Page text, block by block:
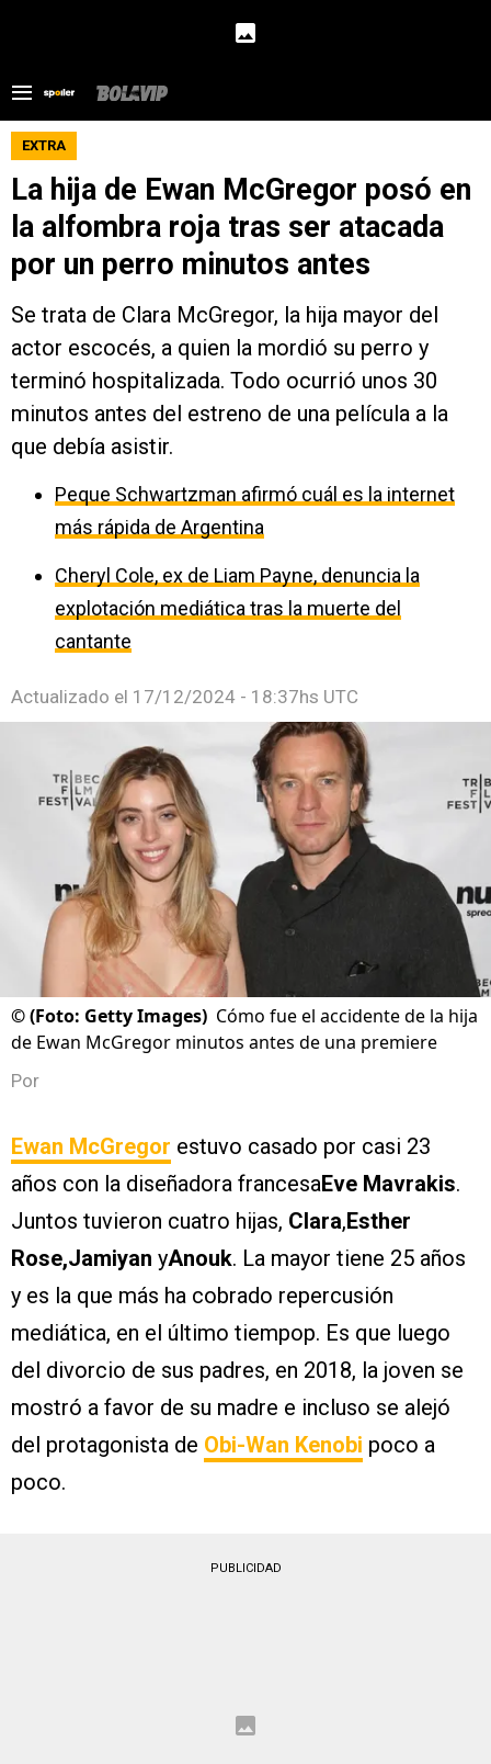
EXTRA
La hija de Ewan McGregor posó en
la alfombra roja tras ser atacada
por un perro minutos antes
Se trata de Clara McGregor, la hija mayor del
actor escocés, a quien la mordió su perro y
terminó hospitalizada. Todo ocurrió unos 30
minutos antes del estreno de una película a la
que debía asistir.
Peque Schwartzman afirmó cuál es la internet
más rápida de Argentina
Cheryl Cole, ex de Liam Payne, denuncia la
explotación mediática tras la muerte del
cantante
Actualizado el 17/12/2024 - 18:37hs UTC
©(Foto: Getty Images) Cómo fue el accidente de la hija
de Ewan McGregor minutos antes de una premiere
Por
Ewan McGregor estuvo casado por casi 23
años con la diseñadora francesaEve Mavrakis.
Juntos tuvieron cuatro hijas, Clara,Esther
Rose,Jamiyan yAnouk. La mayor tiene 25 años
y es la que más ha cobrado repercusión
mediática, en el último tiempop. Es que luego
del divorcio de sus padres, en 2018, la joven se
mostró a favor de su madre e incluso se alejó
del protagonista de Obi-Wan Kenobi poco a
poco.
PUBLICIDAD